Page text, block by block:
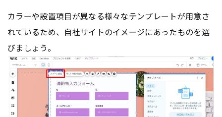
カラーや設置項目が異なる様々なテンプレートが用意さ
れているため、自社サイトのイメージにあったものを選
びましょう。